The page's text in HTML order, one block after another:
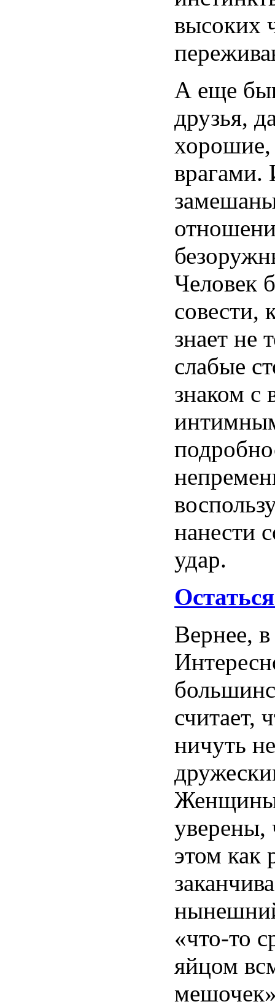
высоких
А еще
друзья,
хорошие,
врагами.
Человек
совести,
знает не
слабые
знаком с
нанести
удар.
Остаться
Вернее,
считает,
ничуть
уверены,
этом как
«что-то
яйцом